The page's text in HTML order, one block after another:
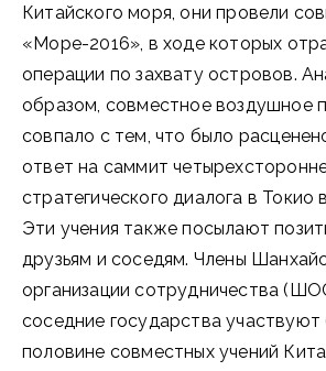
Китайского моря, они провели
«Море-2016», в ходе которых
операции по захвату островов.
образом, совместное воздушное
совпало с тем, что было
ответ на саммит
стратегического диалога в Токио
Эти учения также посылают
друзьям и соседям. Члены
организации сотрудничества
соседние государства участвуют
половине совместных учений